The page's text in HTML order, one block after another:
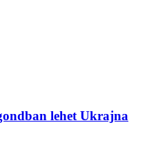
lehet Ukrajna